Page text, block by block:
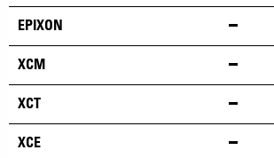
EPIXON
XCM
XCT
XCE